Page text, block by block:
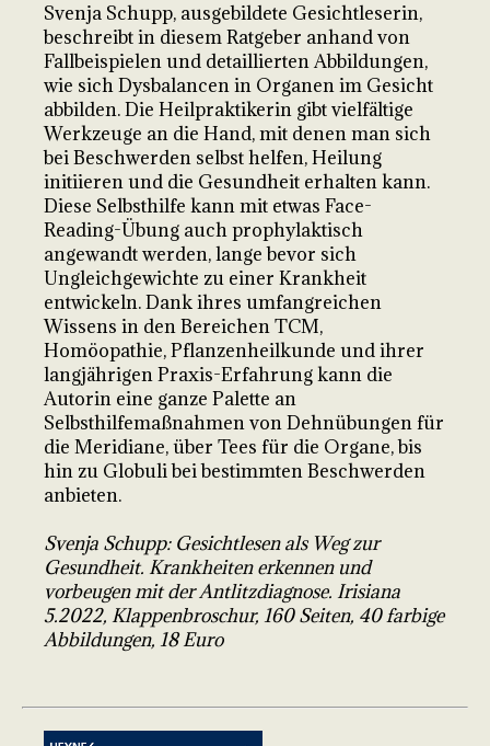
Svenja Schupp, ausgebildete Gesichtleserin,
beschreibt in diesem Ratgeber anhand von
Fallbeispielen und detaillierten Abbildungen,
wie sich Dysbalancen in Organen im Gesicht
abbilden. Die Heilpraktikerin gibt vielfältige
Werkzeuge an die Hand, mit denen man sich
bei Beschwerden selbst helfen, Heilung
initiieren und die Gesundheit erhalten kann.
Diese Selbsthilfe kann mit etwas Face-
Reading-Übung auch prophylaktisch
angewandt werden, lange bevor sich
Ungleichgewichte zu einer Krankheit
entwickeln. Dank ihres umfangreichen
Wissens in den Bereichen TCM,
Homöopathie, Pflanzenheilkunde und ihrer
langjährigen Praxis-Erfahrung kann die
Autorin eine ganze Palette an
Selbsthilfemaßnahmen von Dehnübungen für
die Meridiane, über Tees für die Organe, bis
hin zu Globuli bei bestimmten Beschwerden
anbieten.
Svenja Schupp: Gesichtlesen als Weg zur
Gesundheit. Krankheiten erkennen und
vorbeugen mit der Antlitzdiagnose. Irisiana
5.2022, Klappenbroschur, 160 Seiten, 40 farbige
Abbildungen, 18 Euro